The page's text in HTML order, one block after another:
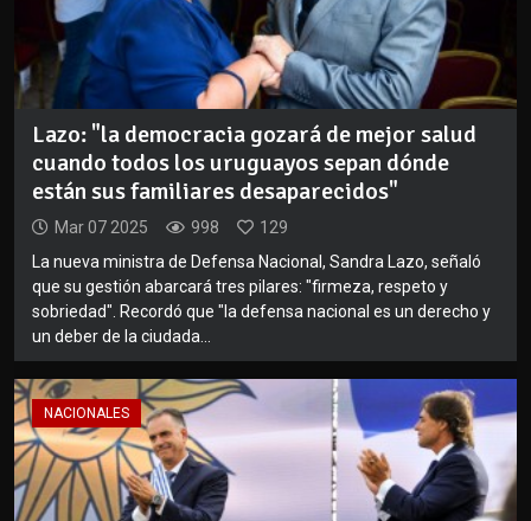
Lazo: "la democracia gozará de mejor salud
cuando todos los uruguayos sepan dónde
están sus familiares desaparecidos"
Mar 07 2025 998
129
La nueva ministra de Defensa Nacional, Sandra Lazo, señaló
que su gestión abarcará tres pilares: "firmeza, respeto y
sobriedad". Recordó que "la defensa nacional es un derecho y
un deber de la ciudada...
NACIONALES